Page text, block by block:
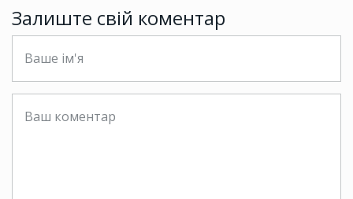
Залиште свій коментар